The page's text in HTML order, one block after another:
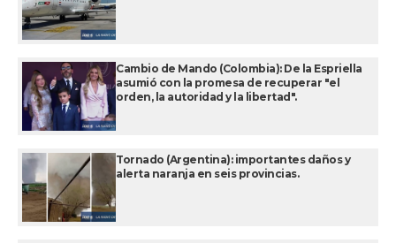
Cambio de Mando (Colombia): De la Espriella
asumió con la promesa de recuperar "el
orden, la autoridad y la libertad".
Tornado (Argentina): importantes daños y
alerta naranja en seis provincias.